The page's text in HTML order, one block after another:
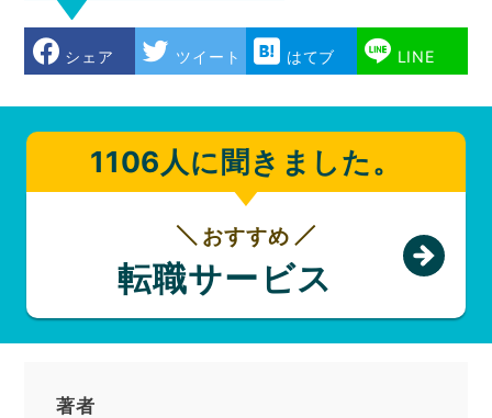
シェア ツイート はてブ LINE
1106人に聞きました。
おすすめ
転職サービス
著者